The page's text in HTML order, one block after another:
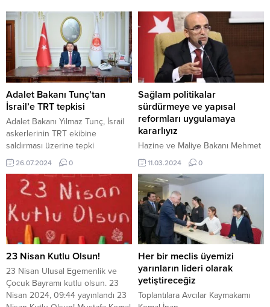
Adalet Bakanı Tunç’tan
İsrail’e TRT tepkisi
Adalet Bakanı Yılmaz Tunç, İsrail
askerlerinin TRT ekibine
saldırması üzerine tepki
göstererek, “TRT Haber ekibine
yapılan saldırıyı şiddetle
kınıyorum.” dedi. 26 Temmuz
2024, 13:25 yayınlandı Adalet
Bakanı Tunç’tan İsrail’e TRT
tepkisi Adalet Bakanı Yılmaz Tunç,
İsrail askerleri tarafından...
26.07.2024 0
Sağlam politikalar
sürdürmeye ve yapısal
reformları uygulamaya
kararlıyız
Hazine ve Maliye Bakanı Mehmet
Şimşek, Fitch’in Türkiye’nin uzun
vadeli döviz borç notunu B’den
B+’ya, görünümü ise nötrden
pozitife yükseltmesi, Türkiye’nin
sağlam ekonomi politikalarının
gücünü yansıttığını duyurdu. 11
Mart 2024, 10:48 yayınlandı
Bakan Şimşek: Sağlam politikalar
sürdürmeye ve yapısal reformları
uygulamaya kararlıyız Hazine ve
Maliye Bakanı Mehmet Şimşek
sosyal medya...
11.03.2024 0
23 Nisan Kutlu Olsun!
23 Nisan Ulusal Egemenlik ve
Çocuk Bayramı kutlu olsun. 23
Nisan 2024, 09:44 yayınlandı 23
Her bir meclis üyemizi
yarınların lideri olarak
yetiştireceğiz
Toplantılara Avcılar Kaymakamı